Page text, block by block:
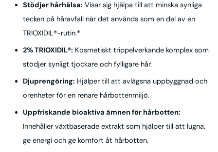
Stödjer hårhälsa: Visar sig hjälpa till att minska synliga
tecken på håravfall när det används som en del av en
TRIOXIDIL®-rutin.*
2% TRIOXIDIL®: Kosmetiskt trippelverkande komplex som
stödjer synligt tjockare och fylligare hår.
Djuprengöring: Hjälper till att avlägsna uppbyggnad och
orenheter för en renare hårbottenmiljö.
Uppfriskande bioaktiva ämnen för hårbotten:
Innehåller växtbaserade extrakt som hjälper till att lugna,
ge energi och ge komfort åt hårbotten.